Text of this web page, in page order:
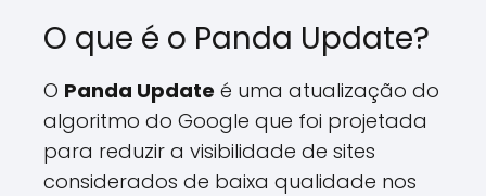
O que é o Panda Update?
O Panda Update é uma atualização do
algoritmo do Google que foi projetada
para reduzir a visibilidade de sites
considerados de baixa qualidade nos